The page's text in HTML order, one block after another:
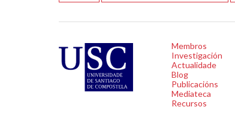
Membros
Investigación
Actualidade
Blog
Publicacións
Mediateca
Recursos